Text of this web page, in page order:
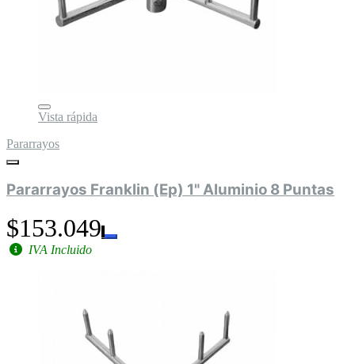
Vista rápida
Pararrayos
Pararrayos Franklin (Ep) 1" Aluminio 8 Puntas
$153.049
IVA Incluido